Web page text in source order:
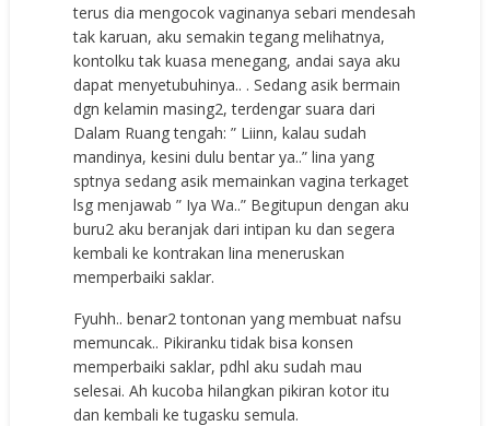
terus dia mengocok vaginanya sebari mendesah
tak karuan, aku semakin tegang melihatnya,
kontolku tak kuasa menegang, andai saya aku
dapat menyetubuhinya.. . Sedang asik bermain
dgn kelamin masing2, terdengar suara dari
Dalam Ruang tengah: ” Liinn, kalau sudah
mandinya, kesini dulu bentar ya..” lina yang
sptnya sedang asik memainkan vagina terkaget
lsg menjawab ” Iya Wa..” Begitupun dengan aku
buru2 aku beranjak dari intipan ku dan segera
kembali ke kontrakan lina meneruskan
memperbaiki saklar.
Fyuhh.. benar2 tontonan yang membuat nafsu
memuncak.. Pikiranku tidak bisa konsen
memperbaiki saklar, pdhl aku sudah mau
selesai. Ah kucoba hilangkan pikiran kotor itu
dan kembali ke tugasku semula.